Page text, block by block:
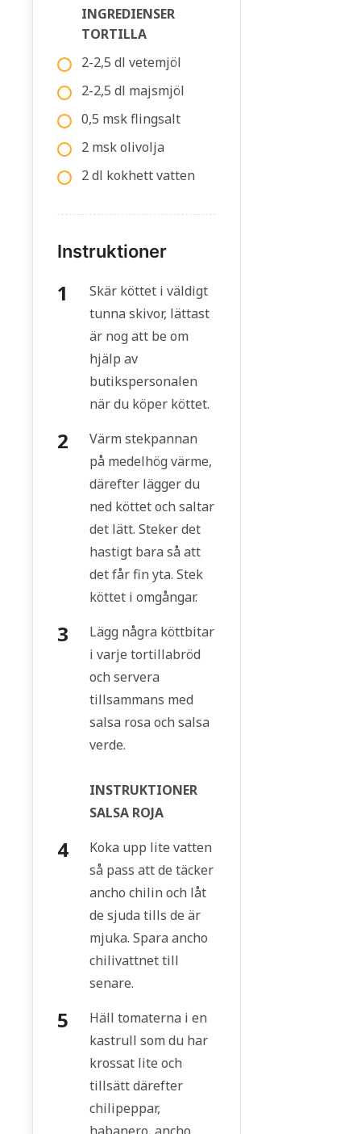
INGREDIENSER
TORTILLA
2-2,5 dl vetemjöl
2-2,5 dl majsmjöl
0,5 msk flingsalt
2 msk olivolja
2 dl kokhett vatten
Instruktioner
Skär köttet i väldigt
tunna skivor, lättast
är nog att be om
hjälp av
butikspersonalen
när du köper köttet.
Värm stekpannan
på medelhög värme,
därefter lägger du
ned köttet och saltar
det lätt. Steker det
hastigt bara så att
det får fin yta. Stek
köttet i omgångar.
Lägg några köttbitar
i varje tortillabröd
och servera
tillsammans med
salsa rosa och salsa
verde.
INSTRUKTIONER
SALSA ROJA
Koka upp lite vatten
så pass att de täcker
ancho chilin och låt
de sjuda tills de är
mjuka. Spara ancho
chilivattnet till
senare.
Häll tomaterna i en
kastrull som du har
krossat lite och
tillsätt därefter
chilipeppar,